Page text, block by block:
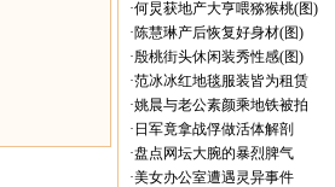
·何炅获地产大亨喂猕猴桃(图)
·陈慧琳产后恢复好身材(图)
·殷桃街头休闲装秀性感(图)
·范冰冰红地毯服装皆为租赁
·姚晨与老公素颜乘地铁被拍
· 日军竟拿战俘做活体解剖
·盘点网坛大腕的暴烈脾气
·美女办公室遭遇灵异事件